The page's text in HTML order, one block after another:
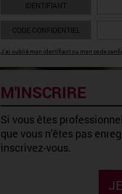
IDENTIFIANT
CODE CONFIDENTIEL
J'ai oublié mon identifiant ou mon code
M'INSCRIRE
Si vous êtes
que vous n'êtes pas
inscrivez-vous.